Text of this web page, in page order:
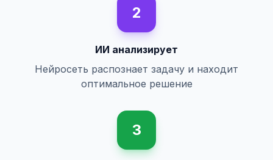
2
ИИ анализирует
Нейросеть распознает задачу и находит
оптимальное решение
3